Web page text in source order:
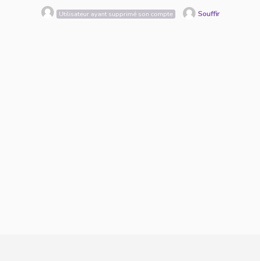
Utilisateur ayant supprimé son compte Souffir